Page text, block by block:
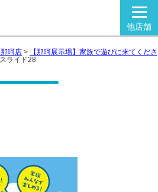
他店舗
珂店 >
【那珂展示場】家族で遊びに来てくださ
スライド28